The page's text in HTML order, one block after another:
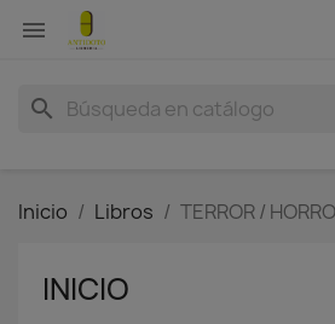

search
Inicio Libros TERROR /
INICIO